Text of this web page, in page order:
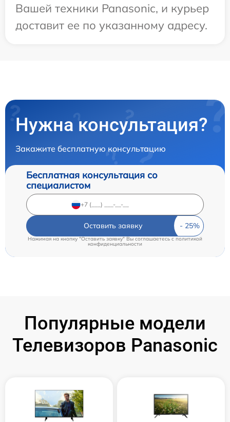
Вашей техники Panasonic, и курьер
доставит ее по указанному адресу.
Нужна консультация?
Закажите бесплатную консультацию
Бесплатная консультация со
специалистом
Оставить заявку
Нажимая на кнопку "Оставить заявку" Вы соглашаетесь cполитикой
конфиденциальности
Популярные модели
Телевизоров Panasonic